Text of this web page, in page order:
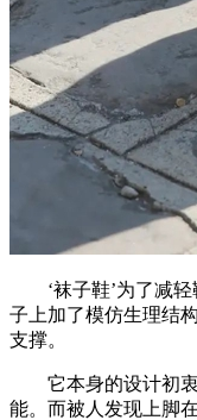
‘袜子鞋’为了减轻
子上加了模仿生理结
支撑。
它本身的设计初衷
能。而被人发现上脚